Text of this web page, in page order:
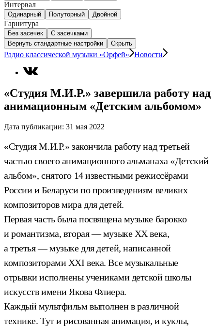
Интервал
Одинарный Полуторный Двойной
Гарнитура
Без засечек
С засечками
Вернуть стандартные настройки
Скрыть
Радио классической музыки «Орфей» Новости
«Студия М.И.Р.» завершила работу над
анимационным «Детским альбомом»
Дата публикации: 31 мая 2022
«Студия М.И.Р.» закончила работу над третьей
частью своего анимационного альманаха «Детский
альбом», снятого 14 известными режиссёрами
России и Беларуси по произведениям великих
композиторов мира для детей.
Первая часть была посвящена музыке барокко
и романтизма, вторая — музыке ХХ века,
а третья — музыке для детей, написанной
композиторами XXI века. Все музыкальные
отрывки исполнены учениками детской школы
искусств имени Якова Флиера.
Каждый мультфильм выполнен в различной
технике. Тут и рисованная анимация, и куклы,